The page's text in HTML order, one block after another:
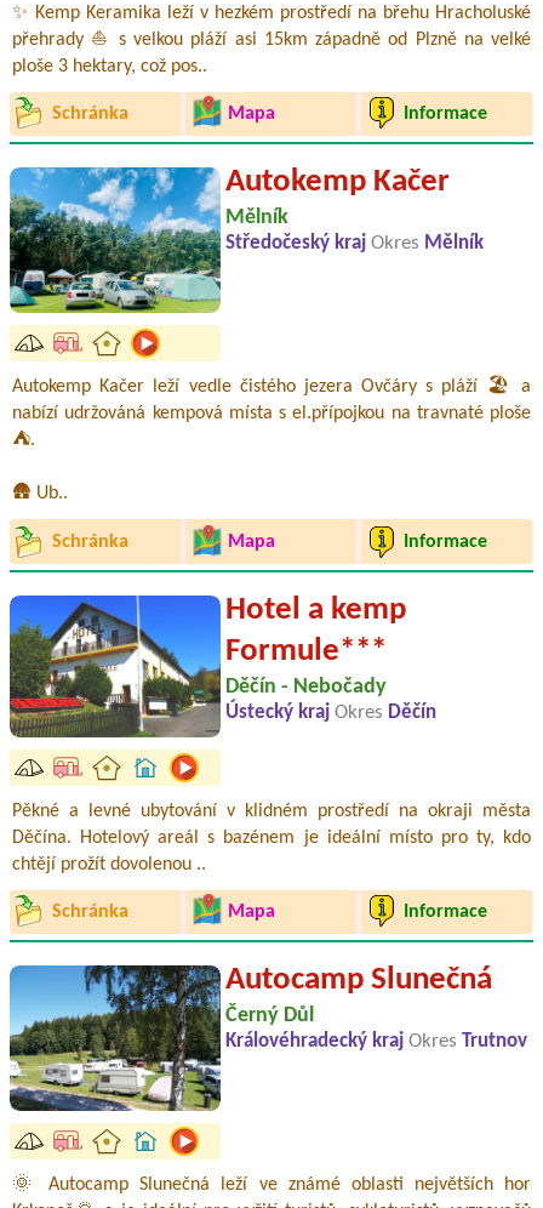
✨ Kemp Keramika leží v hezkém prostředí na břehu Hracholuské
přehrady ⛵ s velkou pláží asi 15km západně od Plzně na velké
ploše 3 hektary, což pos..
Schránka Mapa Informace
Autokemp Kačer
Mělník
Středočeský kraj Okres Mělník
Autokemp Kačer leží vedle čistého jezera Ovčáry s pláží 🏖️ a
nabízí udržováná kempová místa s el.přípojkou na travnaté ploše
⛺.
🛖 Ub..
Schránka Mapa Informace
Hotel a kemp
Formule***
Děčín - Nebočady
Ústecký kraj Okres Děčín
Pěkné a levné ubytování v klidném prostředí na okraji města
Děčína. Hotelový areál s bazénem je ideální místo pro ty, kdo
chtějí prožít dovolenou ..
Schránka Mapa Informace
Autocamp Slunečná
Černý Důl
Královéhradecký kraj Okres Trutnov
🌞 Autocamp Slunečná leží ve známé oblasti největších hor